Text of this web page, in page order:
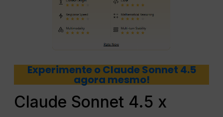
Experimente o Claude Sonnet 4.5
agora mesmo!
Claude Sonnet 4.5 x